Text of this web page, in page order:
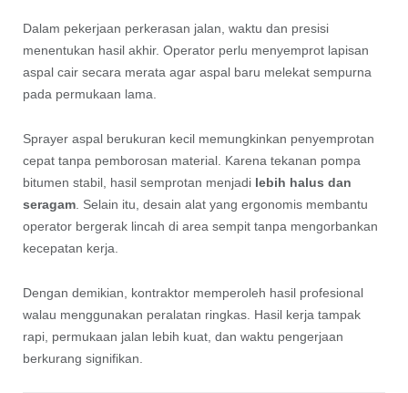
Dalam pekerjaan perkerasan jalan, waktu dan presisi
menentukan hasil akhir. Operator perlu menyemprot lapisan
aspal cair secara merata agar aspal baru melekat sempurna
pada permukaan lama.
Sprayer aspal berukuran kecil memungkinkan penyemprotan
cepat tanpa pemborosan material. Karena tekanan pompa
bitumen stabil, hasil semprotan menjadi lebih halus dan
seragam. Selain itu, desain alat yang ergonomis membantu
operator bergerak lincah di area sempit tanpa mengorbankan
kecepatan kerja.
Dengan demikian, kontraktor memperoleh hasil profesional
walau menggunakan peralatan ringkas. Hasil kerja tampak
rapi, permukaan jalan lebih kuat, dan waktu pengerjaan
berkurang signifikan.